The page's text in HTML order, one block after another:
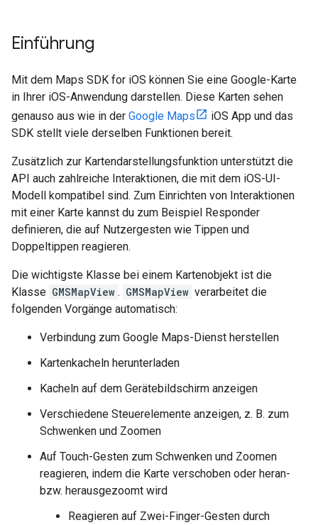
Einführung
Mit dem Maps SDK for iOS können Sie eine Google-Karte
in Ihrer iOS-Anwendung darstellen. Diese Karten sehen
genauso aus wie in der Google Maps
iOS App und das
SDK stellt viele derselben Funktionen bereit.
Zusätzlich zur Kartendarstellungsfunktion unterstützt die
API auch zahlreiche Interaktionen, die mit dem iOS-UI-
Modell kompatibel sind. Zum Einrichten von Interaktionen
mit einer Karte kannst du zum Beispiel Responder
definieren, die auf Nutzergesten wie Tippen und
Doppeltippen reagieren.
Die wichtigste Klasse bei einem Kartenobjekt ist die
Klasse GMSMapView . GMSMapView verarbeitet die
folgenden Vorgänge automatisch:
Verbindung zum Google Maps-Dienst herstellen
Kartenkacheln herunterladen
Kacheln auf dem Gerätebildschirm anzeigen
Verschiedene Steuerelemente anzeigen, z. B. zum
Schwenken und Zoomen
Auf Touch-Gesten zum Schwenken und Zoomen
reagieren, indem die Karte verschoben oder heran-
bzw. herausgezoomt wird
Reagieren auf Zwei-Finger-Gesten durch